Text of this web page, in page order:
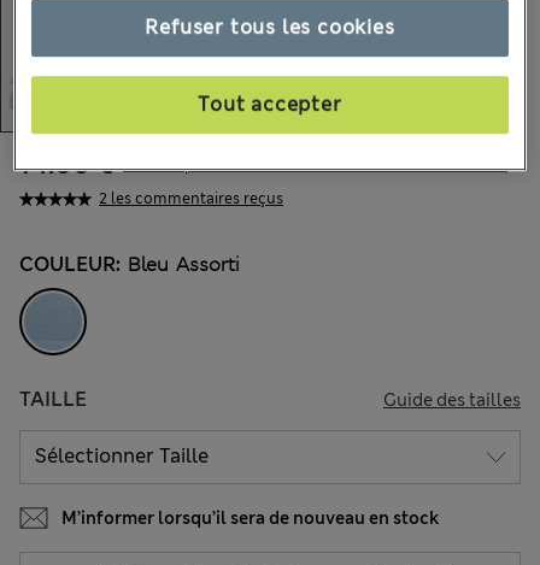
2 les commentaires reçus
14.00 € Tous les prix incluent les taxes et les frais de douanes
COULEUR: Bleu Assorti
TAILLE Guide des tailles
M’informer lorsqu’il sera de nouveau en stock
Refuser tous les cookies
Tout accepter